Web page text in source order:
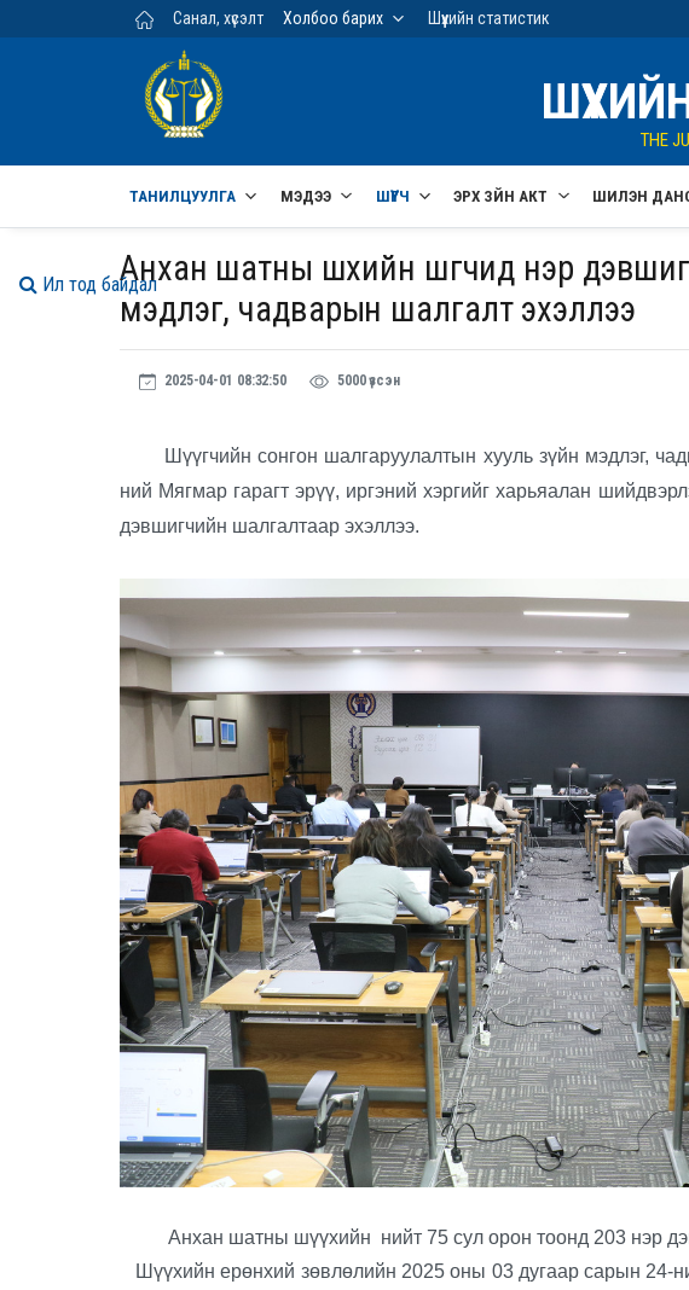
Үндсэн агуулга руу шилжих
Санал, хүсэлт Холбоо барих Шүүхийн статистик
THE
ТАНИЛЦУУЛГА МЭДЭЭ ШҮҮГЧ ЭРХ ЗҮЙН АКТ ШИЛЭН
Анхан шатны шүүхийн шүүгчид нэр
мэдлэг, чадварын шалгалт эхэллээ
2025-04-01 08:32:50 5000 үзсэн
Шүүгчийн сонгон шалгаруулалтын хууль зүйн мэдлэг,
ний Мягмар гарагт эрүү, иргэний хэргийг харьяалан
дэвшигчийн шалгалтаар эхэллээ.
Анхан шатны шүүхийн нийт 75 сул орон тоонд 203 нэр
Шүүхийн ерөнхий зөвлөлийн 2025 оны 03 дугаар сарын 24-
Ил тод байдал